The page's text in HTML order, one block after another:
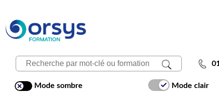
Mode sombre Mode clair